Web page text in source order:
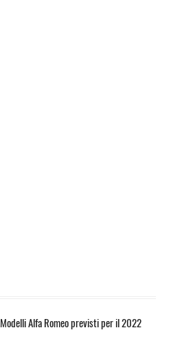
Modelli Alfa Romeo previsti per il 2022